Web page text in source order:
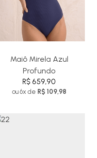
Maiô Mirela Azul
Profundo
R$ 659,90
ou 6x de R$ 109,98